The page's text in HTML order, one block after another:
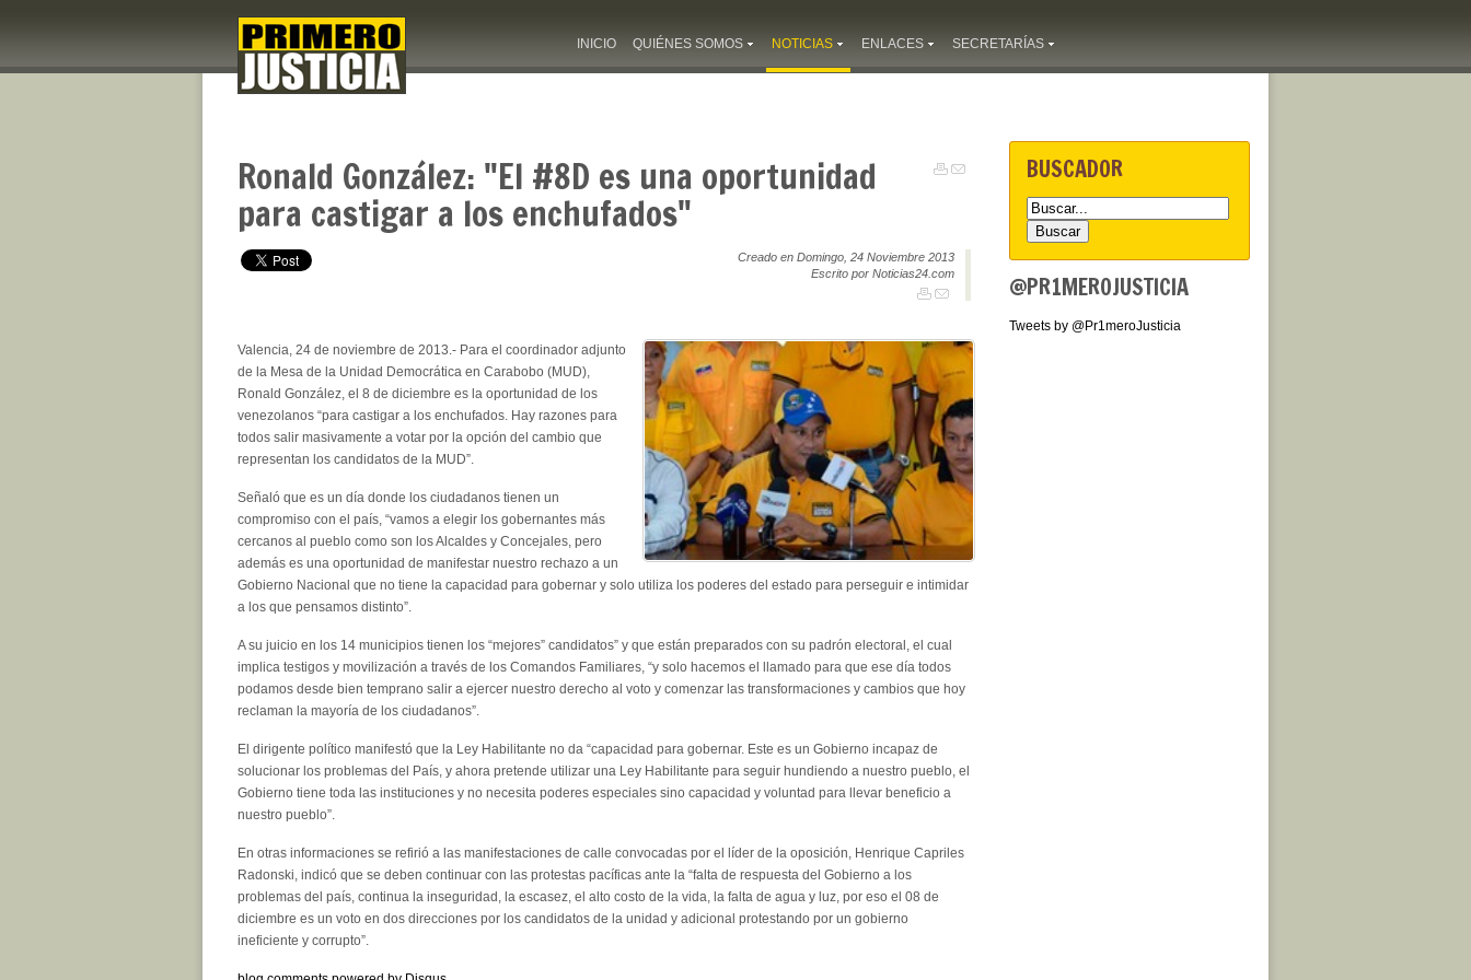
INICIO QUIÉNES SOMOS NOTICIAS ENLACES SECRETARÍAS
Ronald González: "El #8D es una oportunidad
para castigar a los enchufados"
Creado en Domingo, 24 Noviembre 2013
Escrito por Noticias24.com
Valencia, 24 de noviembre de 2013.- Para el coordinador adjunto
de la Mesa de la Unidad Democrática en Carabobo (MUD),
Ronald González, el 8 de diciembre es la oportunidad de los
venezolanos “para castigar a los enchufados. Hay razones para
todos salir masivamente a votar por la opción del cambio que
representan los candidatos de la MUD”.
Señaló que es un día donde los ciudadanos tienen un
compromiso con el país, “vamos a elegir los gobernantes más
cercanos al pueblo como son los Alcaldes y Concejales, pero
además es una oportunidad de manifestar nuestro rechazo a un
Gobierno Nacional que no tiene la capacidad para gobernar y solo utiliza los poderes del estado para perseguir e intimidar
a los que pensamos distinto”.
A su juicio en los 14 municipios tienen los “mejores” candidatos” y que están preparados con su padrón electoral, el cual
implica testigos y movilización a través de los Comandos Familiares, “y solo hacemos el llamado para que ese día todos
podamos desde bien temprano salir a ejercer nuestro derecho al voto y comenzar las transformaciones y cambios que hoy
reclaman la mayoría de los ciudadanos”.
El dirigente político manifestó que la Ley Habilitante no da “capacidad para gobernar. Este es un Gobierno incapaz de
solucionar los problemas del País, y ahora pretende utilizar una Ley Habilitante para seguir hundiendo a nuestro pueblo, el
Gobierno tiene toda las instituciones y no necesita poderes especiales sino capacidad y voluntad para llevar beneficio a
nuestro pueblo”.
En otras informaciones se refirió a las manifestaciones de calle convocadas por el líder de la oposición, Henrique Capriles
Radonski, indicó que se deben continuar con las protestas pacíficas ante la “falta de respuesta del Gobierno a los
problemas del país, continua la inseguridad, la escasez, el alto costo de la vida, la falta de agua y luz, por eso el 08 de
diciembre es un voto en dos direcciones por los candidatos de la unidad y adicional protestando por un gobierno
ineficiente y corrupto”.
BUSCADOR
@PR1MEROJUSTICIA
Tweets by @Pr1meroJusticia